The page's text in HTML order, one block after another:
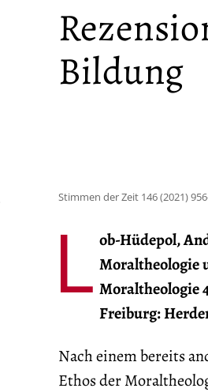
Bildung
Stimmen der Zeit 146 (2021)
L ob-Hüdepol,
Moraltheologie
Moraltheologie
Freiburg:
Nach einem bereits
Ethos der